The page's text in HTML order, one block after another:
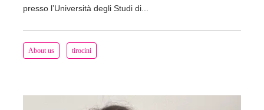
About us tirocini
presso l’Università degli Studi di...